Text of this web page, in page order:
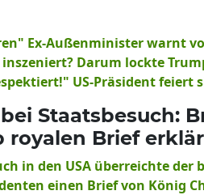
Ex-Außenminister warnt
Darum lockte
US-Präsident feiert
Staatsbesuch:
royalen Brief
in den USA überreichte
einen Brief von König